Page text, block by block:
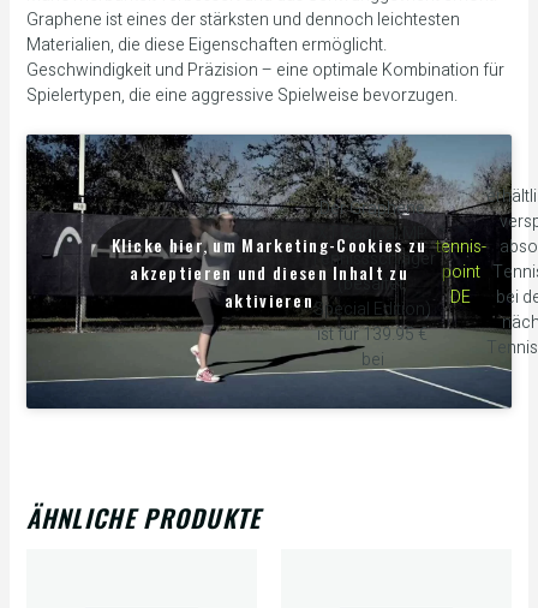
Graphene ist eines der stärksten und dennoch leichtesten
Materialien, die diese Eigenschaften ermöglicht.
Geschwindigkeit und Präzision – eine optimale Kombination für
Spielertypen, die eine aggressive Spielweise bevorzugen.
Der Graphene
XT Radical MP
Tennissschläger
(besaitet,
Special Edition)
ist für 139.95 €
bei
tennis-
point
DE
bei
Klicke hier, um Marketing-Cookies zu
akzeptieren und diesen Inhalt zu
aktivieren
ÄHNLICHE PRODUKTE